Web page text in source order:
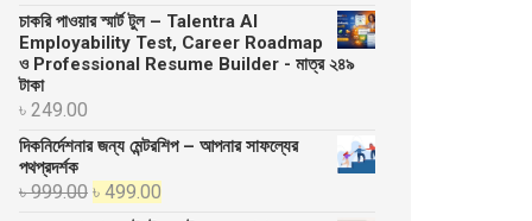
price
was:
৳ 20,000.00.
price
is:
৳ 10,000.00.
চাকরি পাওয়ার স্মার্ট টুল – Talentra AI
Employability Test, Career Roadmap
ও Professional Resume Builder - মাত্র ২৪৯
টাকা
৳249.00
দিকনির্দেশনার জন্য মেন্টরশিপ – আপনার সাফল্যের
পথপ্রদর্শক
৳999.00 Original
৳499.00